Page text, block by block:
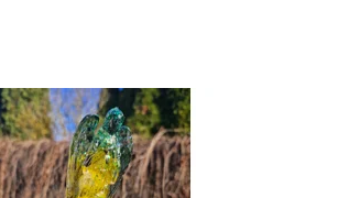
Skladem
10527